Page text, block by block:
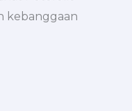
kebanggaan